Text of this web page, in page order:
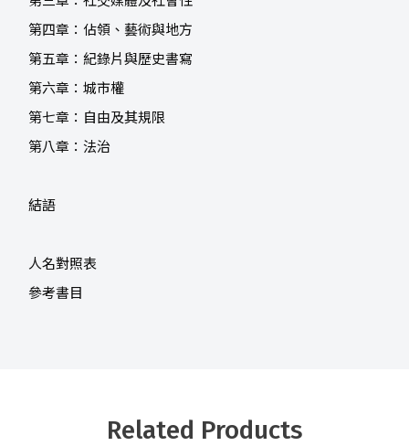
第四章：佔領、藝術與地方
第五章：紀錄片與歷史書寫
第六章：城市權
第七章：自由及其規限
第八章：法治
結語
人名對照表
參考書目
Related Products